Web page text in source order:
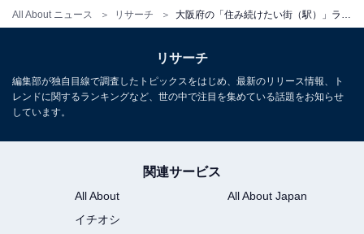
All About ニュース リサーチ
リサーチ
編集部が独自目線で調査したトピックスをはじめ、最新のリリース情報、ト
レンドに関するランキングなど、世の中で注目を集めている話題をお知らせ
しています。
関連サービス
All About
All About Japan
イチオシ